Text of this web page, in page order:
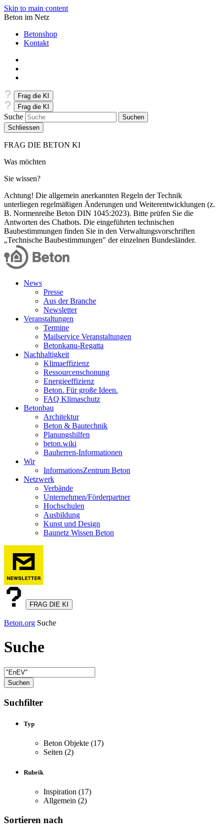
Skip to main content
Beton im Netz
Betonshop
Kontakt
Frag die KI
Frag die KI
Suche
Schliessen
FRAG DIE BETON KI
Was möchten
Sie wissen?
Achtung! Die allgemein anerkannten Regeln der Technik
unterliegen regelmäßigen Änderungen und Weiterentwicklungen (z.
B. Normenreihe Beton DIN 1045:2023). Bitte prüfen Sie die
Antworten des Chatbots. Die eingeführten technischen
Baubestimmungen finden Sie in den Verwaltungsvorschriften
„Technische Baubestimmungen" der einzelnen Bundesländer.
News
Presse
Aus der Branche
Newsletter
Veranstaltungen
Termine
Mailservice Veranstaltungen
Betonkanu-Regatta
Nachhaltigkeit
Klimaeffizienz
Ressourcenschonung
Energieeffizienz
Beton. Für große Ideen.
FAQ Klimaschutz
Betonbau
Architektur
Beton & Bautechnik
Planungshilfen
beton.wiki
Bauherren-Informationen
Wir
InformationsZentrum Beton
Netzwerk
Verbände
Unternehmen/Förderpartner
Hochschulen
Ausbildung
Kunst und Design
Baunetz Wissen Beton
FRAG DIE KI
Beton.org Suche
Suche
Suchfilter
Typ
Beton Objekte (17)
Seiten (2)
Rubrik
Inspiration (17)
Allgemein (2)
Sortieren nach